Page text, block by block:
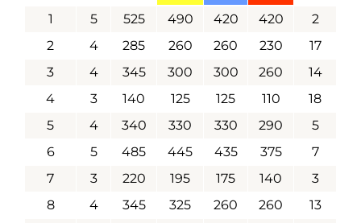
1
5 525 490 420 420
2
2
4 285 260 260 230
17
3
4 345 300 300 260
14
4
3 140 125 125 110
18
5
4 340 330 330 290
5
6
5 485 445 435 375
7
7
3 220 195 175 140
3
8
4 345 325 260 260
13